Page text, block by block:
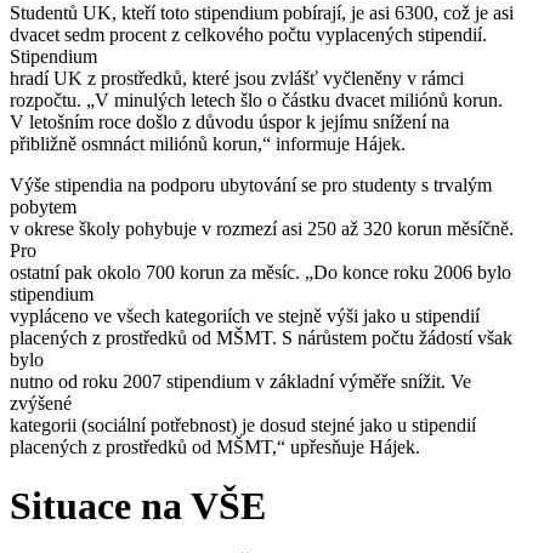
Studentů UK, kteří toto stipendium pobírají, je asi 6300, což je asi
dvacet sedm procent z celkového počtu vyplacených stipendií.
Stipendium
hradí UK z prostředků, které jsou zvlášť vyčleněny v rámci
rozpočtu. „V minulých letech šlo o částku dvacet miliónů korun.
V letošním roce došlo z důvodu úspor k jejímu snížení na
přibližně osmnáct miliónů korun,“ informuje Hájek.
Výše stipendia na podporu ubytování se pro studenty s trvalým
pobytem
v okrese školy pohybuje v rozmezí asi 250 až 320 korun měsíčně.
Pro
ostatní pak okolo 700 korun za měsíc. „Do konce roku 2006 bylo
stipendium
vypláceno ve všech kategoriích ve stejně výši jako u stipendií
placených z prostředků od MŠMT. S nárůstem počtu žádostí však
bylo
nutno od roku 2007 stipendium v základní výměře snížit. Ve
zvýšené
kategorii (sociální potřebnost) je dosud stejné jako u stipendií
placených z prostředků od MŠMT,“ upřesňuje Hájek.
Situace na VŠE